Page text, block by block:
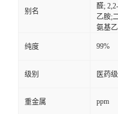
别名
醛;
乙胺;
氨基
纯度 99%
级别 医药级
重金属 ppm